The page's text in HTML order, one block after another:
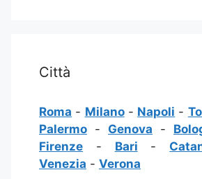
Città
Roma - Milano- Napoli -
Palermo - Genova -
Firenze - Bari -
Venezia - Verona